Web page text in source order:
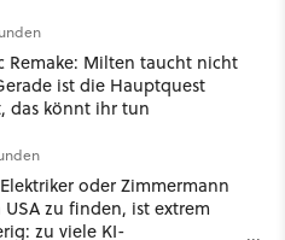
Remake: Milten taucht nicht
ist die Hauptquest
das könnt ihr tun
oder Zimmermann
zu finden, ist extrem
zu viele KI-